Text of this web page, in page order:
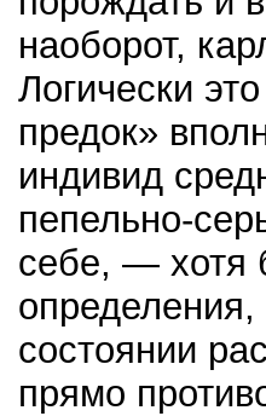
наоборот,
Логически
предок»
индивид
пепельно-
себе, — хотя
состоянии
прямо